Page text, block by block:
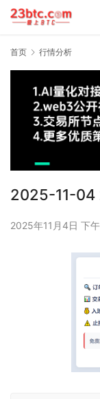
首页 行情分析
2025-11-04
2025年11月4日 下